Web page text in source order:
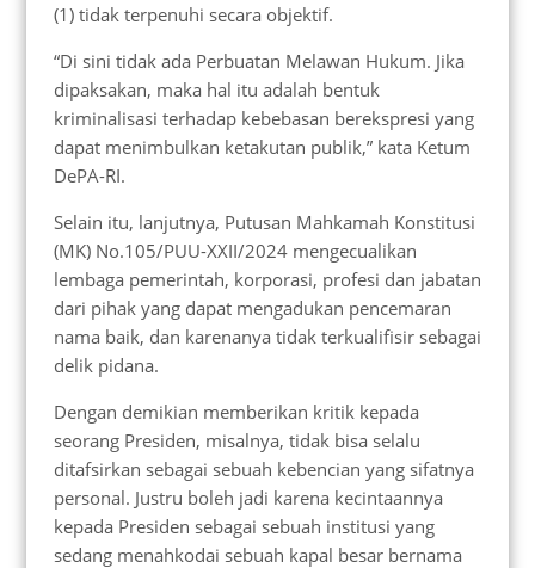
(1) tidak terpenuhi secara objektif.
“Di sini tidak ada Perbuatan Melawan Hukum. Jika
dipaksakan, maka hal itu adalah bentuk
kriminalisasi terhadap kebebasan berekspresi yang
dapat menimbulkan ketakutan publik,” kata Ketum
DePA-RI.
Selain itu, lanjutnya, Putusan Mahkamah Konstitusi
(MK) No.105/PUU-XXII/2024 mengecualikan
lembaga pemerintah, korporasi, profesi dan jabatan
dari pihak yang dapat mengadukan pencemaran
nama baik, dan karenanya tidak terkualifisir sebagai
delik pidana.
Dengan demikian memberikan kritik kepada
seorang Presiden, misalnya, tidak bisa selalu
ditafsirkan sebagai sebuah kebencian yang sifatnya
personal. Justru boleh jadi karena kecintaannya
kepada Presiden sebagai sebuah institusi yang
sedang menahkodai sebuah kapal besar bernama